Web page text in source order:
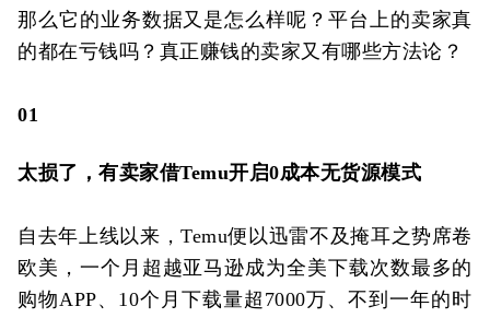
那么它的业务数据又是怎么样呢？平台上的卖家真
的都在亏钱吗？真正赚钱的卖家又有哪些方法论？
01
太损了，有卖家借Temu开启0成本无货源模式
自去年上线以来，Temu便以迅雷不及掩耳之势席卷
欧美，一个月超越亚马逊成为全美下载次数最多的
购物APP、10个月下载量超7000万、不到一年的时